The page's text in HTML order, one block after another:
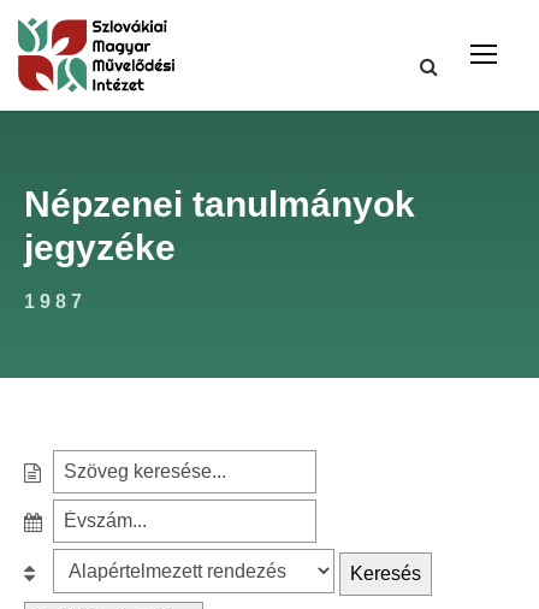
Népzenei tanulmányok
jegyzéke
1987
e
c
z
e
Keresés